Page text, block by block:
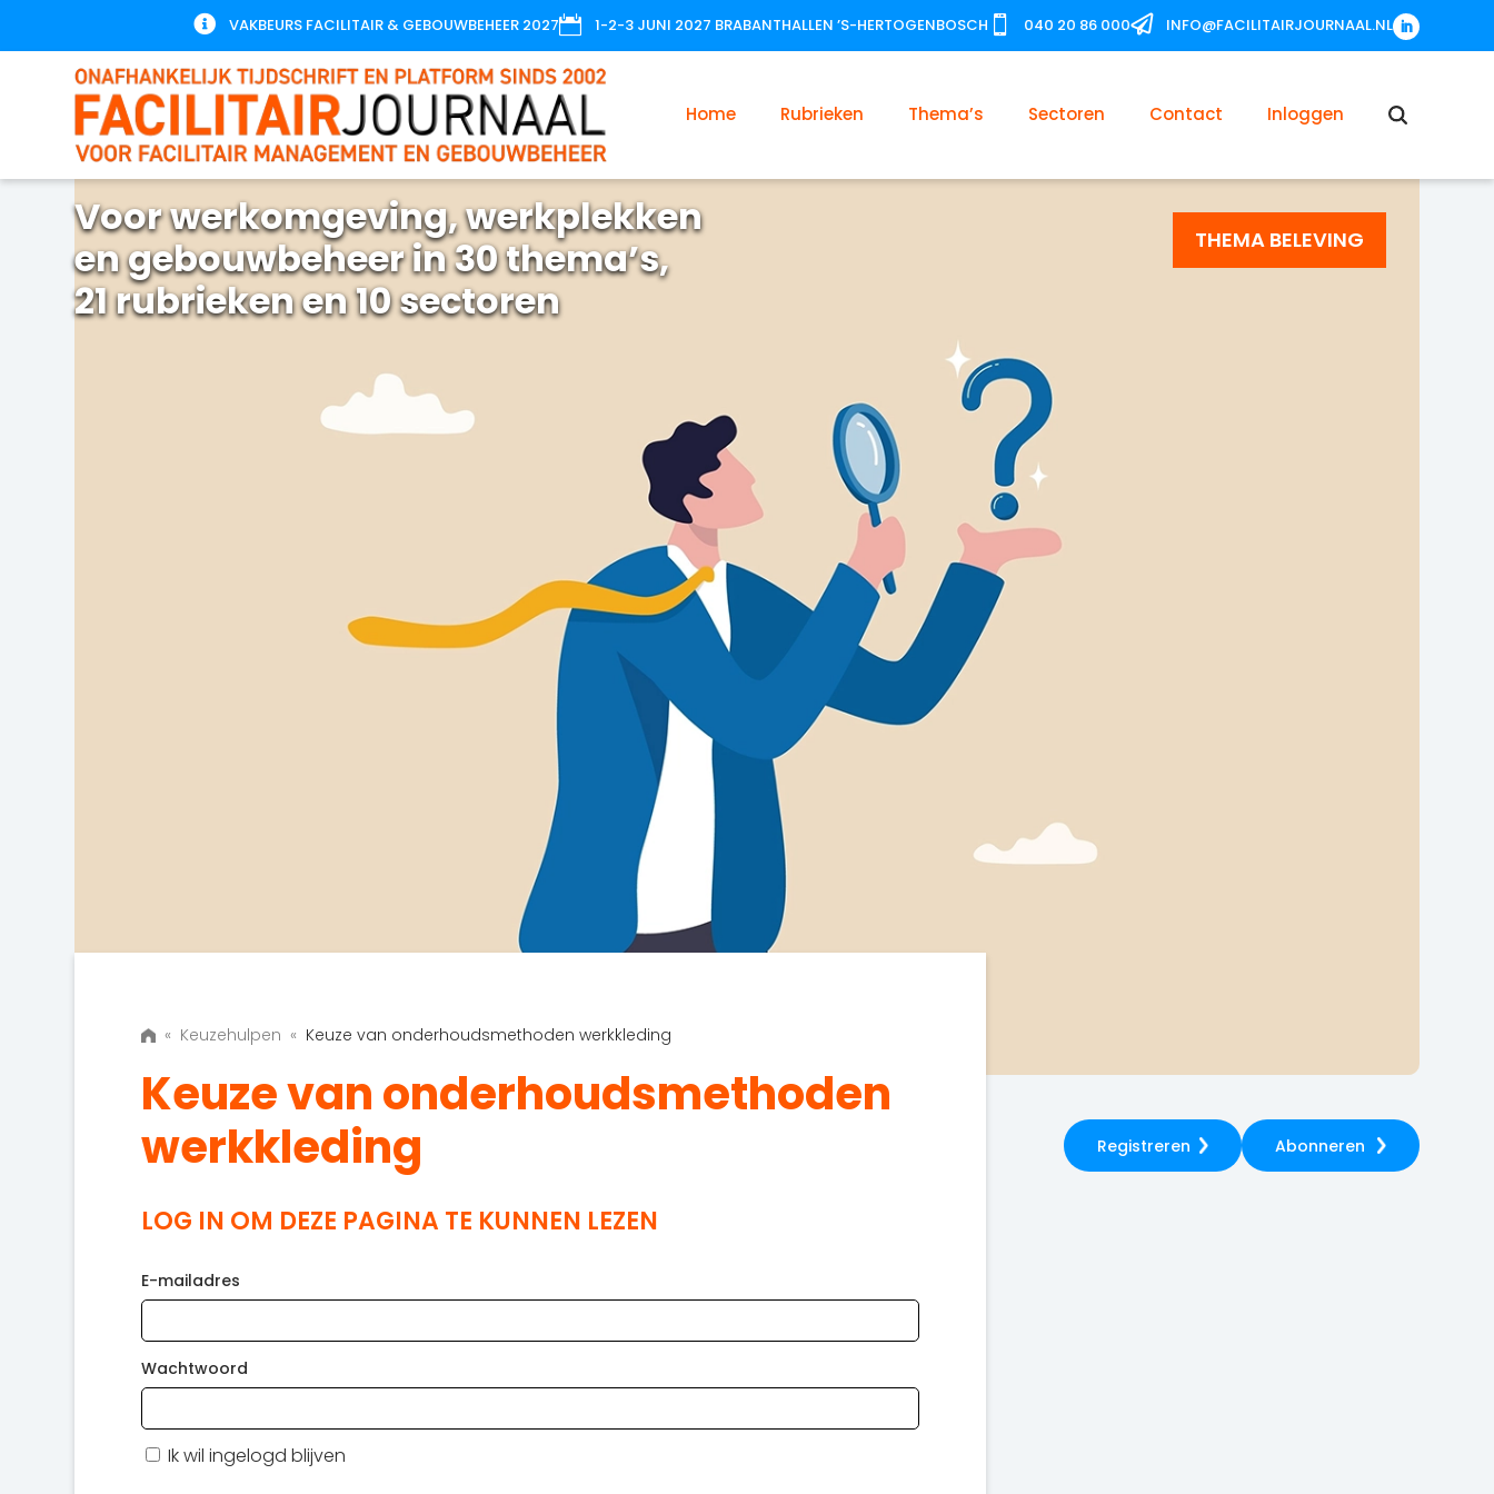
 VAKBEURS FACILITAIR & GEBOUWBEHEER 2027 1-2-3 JUNI 2027 BRABANTHALLEN ’S-HERTOGENBOSCH  040 20 86 000 INFO@FACILITAIRJOURNAAL.NL
Home Rubrieken Thema’s Sectoren Contact Inloggen
Voor werkomgeving, werkplekken
en gebouwbeheer in 30 thema’s,
21 rubrieken en 10 sectoren
THEMA BELEVING
« Keuzehulpen « Keuze van onderhoudsmethoden werkkleding
Keuze van onderhoudsmethoden
werkkleding
LOG IN OM DEZE PAGINA TE KUNNEN LEZEN
E-mailadres
Wachtwoord
Ik wil ingelogd blijven
Registreren Abonneren